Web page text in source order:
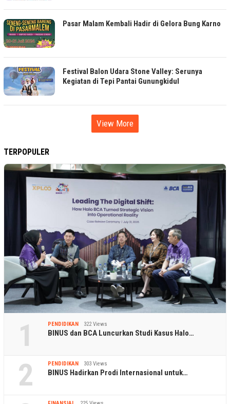
Pasar Malam Kembali Hadir di Gelora Bung Karno
Festival Balon Udara Stone Valley: Serunya
Kegiatan di Tepi Pantai Gunungkidul
View More
TERPOPULER
1 PENDIDIKAN 322 Views
BINUS dan BCA Luncurkan Studi Kasus Halo…
2 PENDIDIKAN 303 Views
BINUS Hadirkan Prodi Internasional untuk…